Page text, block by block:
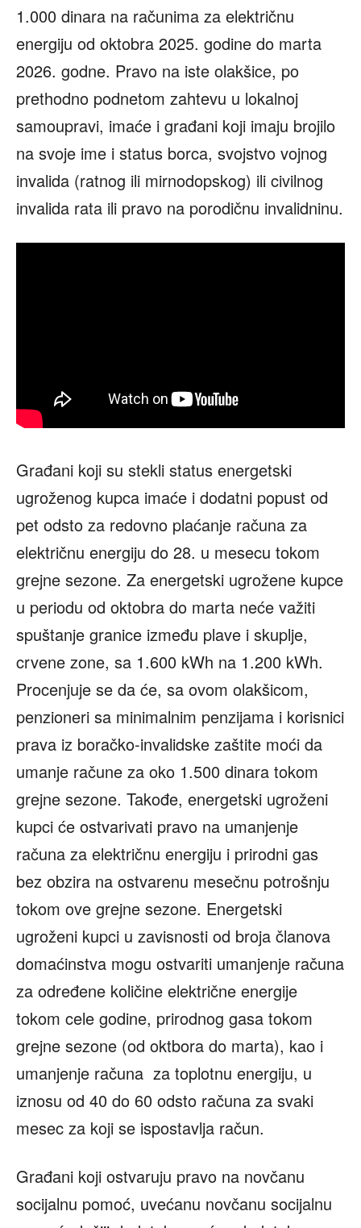
1.000 dinara na računima za električnu
energiju od oktobra 2025. godine do marta
2026. godne. Pravo na iste olakšice, po
prethodno podnetom zahtevu u lokalnoj
samoupravi, imaće i građani koji imaju brojilo
na svoje ime i status borca, svojstvo vojnog
invalida (ratnog ili mirnodopskog) ili civilnog
invalida rata ili pravo na porodičnu invalidninu.
Građani koji su stekli status energetski
ugroženog kupca imaće i dodatni popust od
pet odsto za redovno plaćanje računa za
električnu energiju do 28. u mesecu tokom
grejne sezone. Za energetski ugrožene kupce
u periodu od oktobra do marta neće važiti
spuštanje granice između plave i skuplje,
crvene zone, sa 1.600 kWh na 1.200 kWh.
Procenjuje se da će, sa ovom olakšicom,
penzioneri sa minimalnim penzijama i korisnici
prava iz boračko-invalidske zaštite moći da
umanje račune za oko 1.500 dinara tokom
grejne sezone. Takođe, energetski ugroženi
kupci će ostvarivati pravo na umanjenje
računa za električnu energiju i prirodni gas
bez obzira na ostvarenu mesečnu potrošnju
tokom ove grejne sezone. Energetski
ugroženi kupci u zavisnosti od broja članova
domaćinstva mogu ostvariti umanjenje računa
za određene količine električne energije
tokom cele godine, prirodnog gasa tokom
grejne sezone (od oktbora do marta), kao i
umanjenje računa za toplotnu energiju, u
iznosu od 40 do 60 odsto računa za svaki
mesec za koji se ispostavlja račun.
Građani koji ostvaruju pravo na novčanu
socijalnu pomoć, uvećanu novčanu socijalnu